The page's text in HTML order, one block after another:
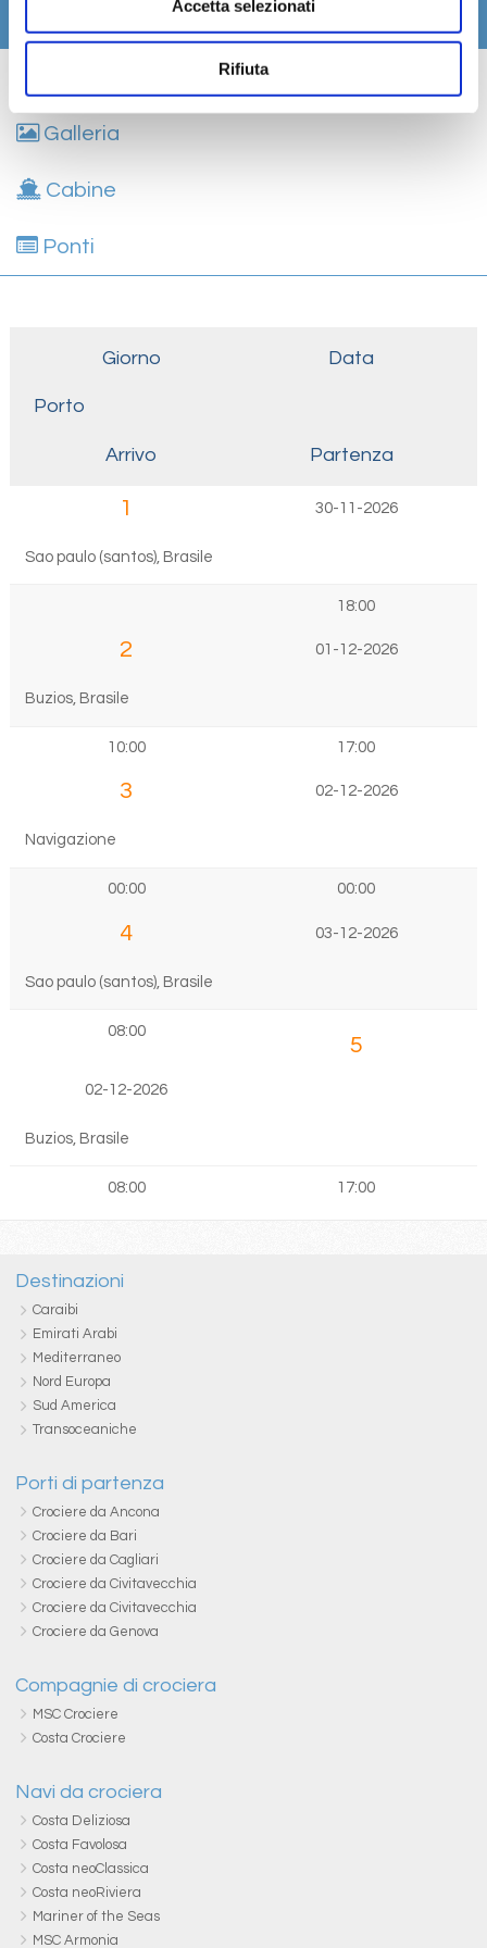
Accetta selezionati
Rifiuta
Galleria
Cabine
Ponti
Giorno Data
Porto
Arrivo Partenza
1 30-11-2026
Sao paulo (santos), Brasile
18:00
2 01-12-2026
Buzios, Brasile
10:00 17:00
3 02-12-2026
Navigazione
00:00 00:00
4 03-12-2026
Sao paulo (santos), Brasile
08:00
5
02-12-2026
Buzios, Brasile
08:00 17:00
Destinazioni
Caraibi
Emirati Arabi
Mediterraneo
Nord Europa
Sud America
Transoceaniche
Porti di partenza
Crociere da Ancona
Crociere da Bari
Crociere da Cagliari
Crociere da Civitavecchia
Crociere da Civitavecchia
Crociere da Genova
Compagnie di crociera
MSC Crociere
Costa Crociere
Navi da crociera
Costa Deliziosa
Costa Favolosa
Costa neoClassica
Costa neoRiviera
Mariner of the Seas
MSC Armonia